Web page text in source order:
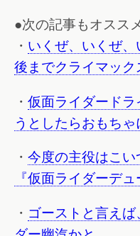
●次の記事もオ
・ いくぜ、いくぜ
後までクライマック
・ 仮面ライダードラ
うとしたらおもちゃ
・ 今度の主役はこ
『仮面ライダーデ
・ ゴーストと言え